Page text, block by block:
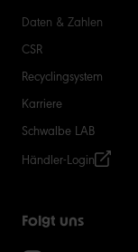
Daten & Zahlen
CSR
Recyclingsystem
Karriere
Schwalbe LAB
Händler-Login
Folgt uns